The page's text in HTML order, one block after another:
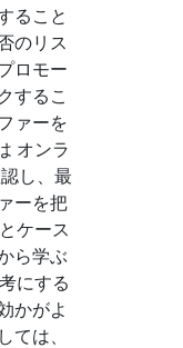
ること
のリス
ロモー
するこ
ァーを
オンラ
し、最
ーを把
ケース
ら学ぶ
にする
かがよ
ては、